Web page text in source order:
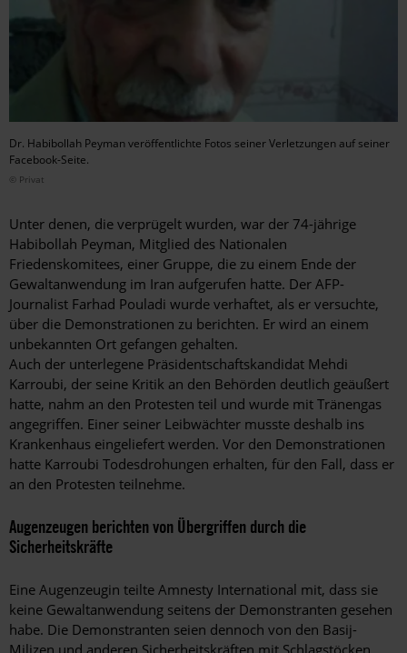
Dr. Habibollah Peyman veröffentlichte Fotos seiner Verletzungen auf seiner
Facebook-Seite.
© Privat
Unter denen, die verprügelt wurden, war der 74-jährige
Habibollah Peyman, Mitglied des Nationalen
Friedenskomitees, einer Gruppe, die zu einem Ende der
Gewaltanwendung im Iran aufgerufen hatte. Der AFP-
Journalist Farhad Pouladi wurde verhaftet, als er versuchte,
über die Demonstrationen zu berichten. Er wird an einem
unbekannten Ort gefangen gehalten.
Auch der unterlegene Präsidentschaftskandidat Mehdi
Karroubi, der seine Kritik an den Behörden deutlich geäußert
hatte, nahm an den Protesten teil und wurde mit Tränengas
angegriffen. Einer seiner Leibwächter musste deshalb ins
Krankenhaus eingeliefert werden. Vor den Demonstrationen
hatte Karroubi Todesdrohungen erhalten, für den Fall, dass er
an den Protesten teilnehme.
Augenzeugen berichten von Übergriffen durch die
Sicherheitskräfte
Eine Augenzeugin teilte Amnesty International mit, dass sie
keine Gewaltanwendung seitens der Demonstranten gesehen
habe. Die Demonstranten seien dennoch von den Basij-